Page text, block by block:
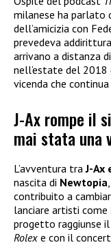
milanese ha parlato
dell’amicizia con
prevedeva addirittura
arrivano a distanza
nell’estate del 2018
vicenda che
J-Ax rompe il
mai stata una
L’avventura traJ-Ax
nascita di Newtopia
contribuito a
lanciare artisti come
progetto raggiunse il
Rolex e con il